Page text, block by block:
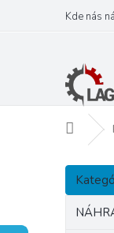
obsah
Kde nás
Domov
B
č
Preskočiť
kategórie